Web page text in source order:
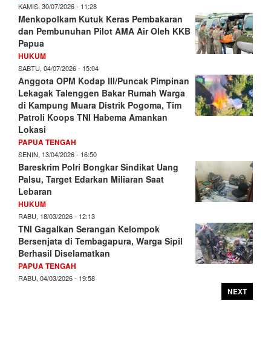
KAMIS, 30/07/2026 - 11:28
Menkopolkam Kutuk Keras Pembakaran
dan Pembunuhan Pilot AMA Air Oleh KKB
Papua
HUKUM
SABTU, 04/07/2026 - 15:04
Anggota OPM Kodap III/Puncak Pimpinan
Lekagak Talenggen Bakar Rumah Warga
di Kampung Muara Distrik Pogoma, Tim
Patroli Koops TNI Habema Amankan
Lokasi
PAPUA TENGAH
SENIN, 13/04/2026 - 16:50
Bareskrim Polri Bongkar Sindikat Uang
Palsu, Target Edarkan Miliaran Saat
Lebaran
HUKUM
RABU, 18/03/2026 - 12:13
TNI Gagalkan Serangan Kelompok
Bersenjata di Tembagapura, Warga Sipil
Berhasil Diselamatkan
PAPUA TENGAH
RABU, 04/03/2026 - 19:58
NEXT